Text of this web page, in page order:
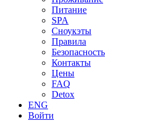
Питание
SPA
Сноукэты
Правила
Безопасность
Контакты
Цены
FAQ
Detox
ENG
Войти